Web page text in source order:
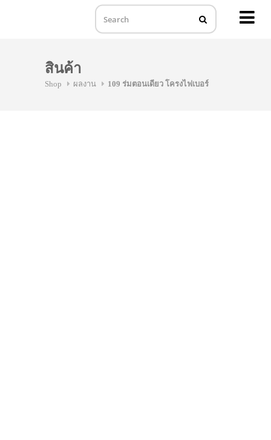
สินค้า
Shop ผลงาน 109 ร่มตอนเดียว โครงไฟเบอร์